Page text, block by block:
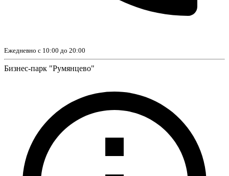
Ежедневно с 10:00 до 20:00
Бизнес-парк "Румянцево"